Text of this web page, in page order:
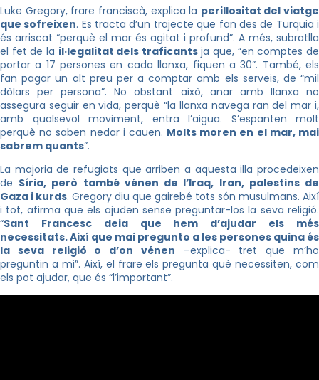
Luke Gregory, frare franciscà, explica la perillositat del viatge
que sofreixen. Es tracta d’un trajecte que fan des de Turquia i
és arriscat “perquè el mar és agitat i profund”. A més, subratlla
el fet de la il·legalitat dels traficantsja que, “en comptes de
portar a 17 persones en cada llanxa, fiquen a 30”. També, els
fan pagar un alt preu per a comptar amb els serveis, de “mil
dòlars per persona”. No obstant això, anar amb llanxa no
assegura seguir en vida, perquè “la llanxa navega ran del mar i,
amb qualsevol moviment, entra l’aigua. S’espanten molt
perquè no saben nedar i cauen. Molts moren en el mar, mai
sabrem quants”.
La majoria de refugiats que arriben a aquesta illa procedeixen
de Síria, però també vénen de l’Iraq, Iran, palestins de
Gaza i kurds. Gregory diu que gairebé tots són musulmans. Així
i tot, afirma que els ajuden sense preguntar-los la seva religió.
“Sant Francesc deia que hem d’ajudar els més
necessitats. Així que mai pregunto a les persones quina és
la seva religió o d’on vénen –explica- tret que m’ho
preguntin a mi”. Així, el frare els pregunta què necessiten, com
els pot ajudar, que és “l’important”.